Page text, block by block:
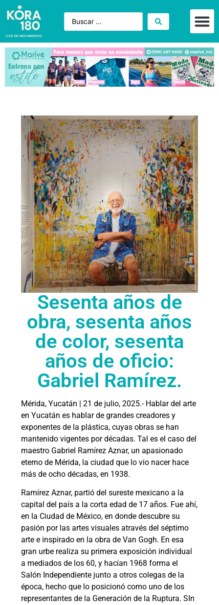
Sesenta años de
obra, sesenta años
de color, sesenta
años de oficio:
Gabriel Ramírez.
Mérida, Yucatán | 21 de julio, 2025.- Hablar del arte
en Yucatán es hablar de grandes creadores y
exponentes de la plástica, cuyas obras se han
mantenido vigentes por décadas. Tal es el caso del
maestro Gabriel Ramírez Aznar, un apasionado
eterno de Mérida, la ciudad que lo vio nacer hace
más de ocho décadas, en 1938.
Ramírez Aznar, partió del sureste mexicano a la
capital del país a la corta edad de 17 años. Fue ahí,
en la Ciudad de México, en donde descubre su
pasión por las artes visuales através del séptimo
arte e inspirado en la obra de Van Gogh. En esa
gran urbe realiza su primera exposición individual
a mediados de los 60, y hacían 1968 forma el
Salón Independiente junto a otros colegas de la
época, hecho que lo posicionó como uno de los
representantes de la Generación de la Ruptura. SIn